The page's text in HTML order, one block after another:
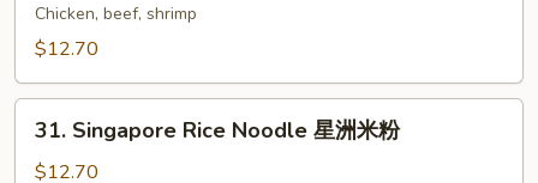
Special
Lo
本
Chicken, beef, shrimp
$12.70
Singapore
Rice
31. Singapore Rice Noodle 星洲米粉
$12.70